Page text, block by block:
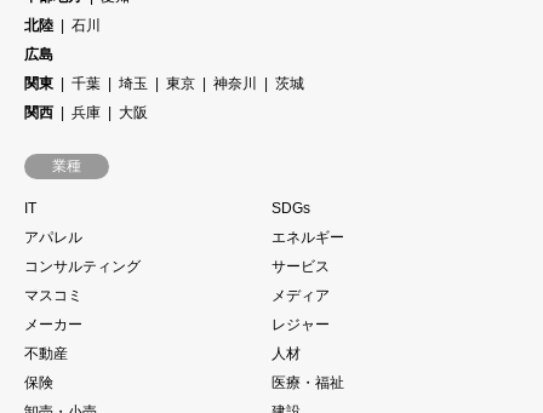
北陸
石川
広島
関東
千葉 埼玉 東京 神奈川
茨城
関西
兵庫 大阪
業種
IT
SDGs
アパレル
エネルギー
コンサルティング
サービス
マスコミ
メディア
メーカー
レジャー
不動産
人材
保険
医療・福祉